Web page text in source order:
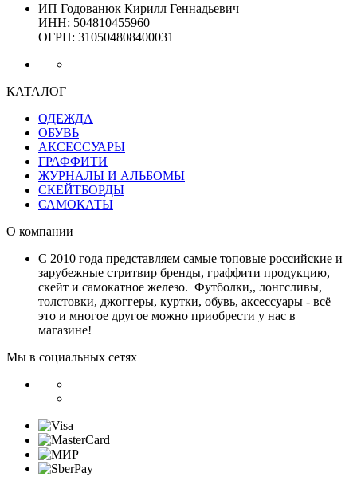
ИП Годованюк Кирилл Геннадьевич
ИНН: 504810455960
ОГРН: 310504808400031
КАТАЛОГ
ОДЕЖДА
ОБУВЬ
АКСЕССУАРЫ
ГРАФФИТИ
ЖУРНАЛЫ И АЛЬБОМЫ
СКЕЙТБОРДЫ
САМОКАТЫ
О компании
С 2010 года представляем самые топовые российские и
зарубежные стритвир бренды, граффити продукцию,
скейт и самокатное железо. Футболки,, лонгсливы,
толстовки, джоггеры, куртки, обувь, аксессуары - всё
это и многое другое можно приобрести у нас в
магазине!
Мы в социальных сетях